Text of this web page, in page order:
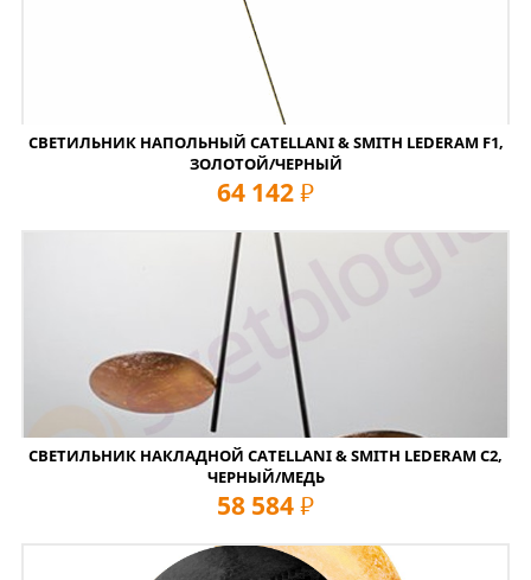
СВЕТИЛЬНИК НАПОЛЬНЫЙ CATELLANI & SMITH LEDERAM F1,
ЗОЛОТОЙ/ЧЕРНЫЙ
64 142 руб
СВЕТИЛЬНИК НАКЛАДНОЙ CATELLANI & SMITH LEDERAM C2,
ЧЕРНЫЙ/МЕДЬ
58 584 руб